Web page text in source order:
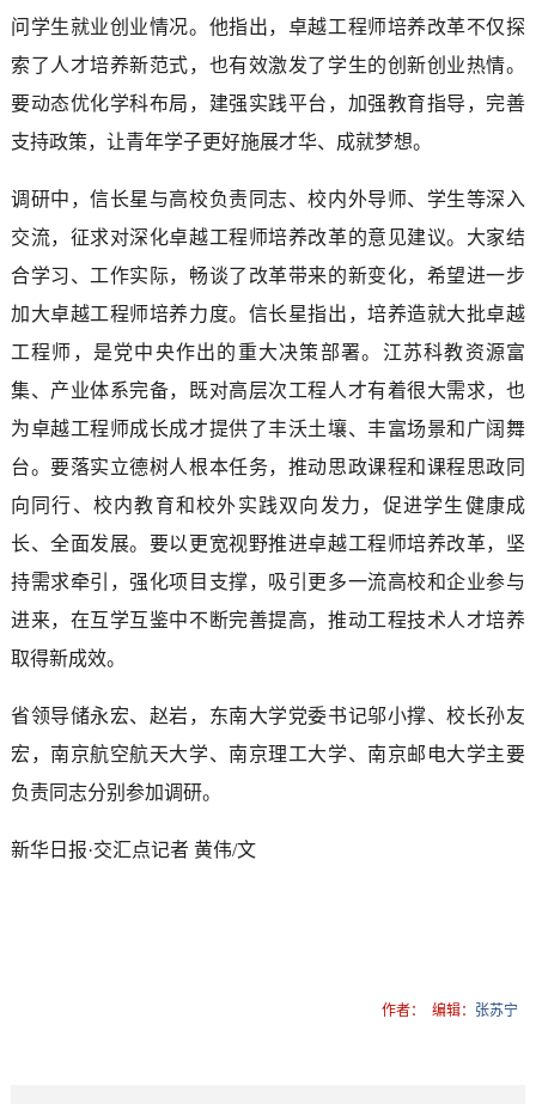
问学生就业创业情况。他指出，卓越工程师培养改革不仅探
索了人才培养新范式，也有效激发了学生的创新创业热情。
要动态优化学科布局，建强实践平台，加强教育指导，完善
支持政策，让青年学子更好施展才华、成就梦想。
调研中，信长星与高校负责同志、校内外导师、学生等深入
交流，征求对深化卓越工程师培养改革的意见建议。大家结
合学习、工作实际，畅谈了改革带来的新变化，希望进一步
加大卓越工程师培养力度。信长星指出，培养造就大批卓越
工程师，是党中央作出的重大决策部署。江苏科教资源富
集、产业体系完备，既对高层次工程人才有着很大需求，也
为卓越工程师成长成才提供了丰沃土壤、丰富场景和广阔舞
台。要落实立德树人根本任务，推动思政课程和课程思政同
向同行、校内教育和校外实践双向发力，促进学生健康成
长、全面发展。要以更宽视野推进卓越工程师培养改革，坚
持需求牵引，强化项目支撑，吸引更多一流高校和企业参与
进来，在互学互鉴中不断完善提高，推动工程技术人才培养
取得新成效。
省领导储永宏、赵岩，东南大学党委书记邬小撑、校长孙友
宏，南京航空航天大学、南京理工大学、南京邮电大学主要
负责同志分别参加调研。
新华日报·交汇点记者 黄伟/文
作者： 编辑： 张苏宁